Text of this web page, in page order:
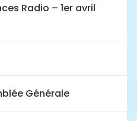
Radio – 1er avril
Générale